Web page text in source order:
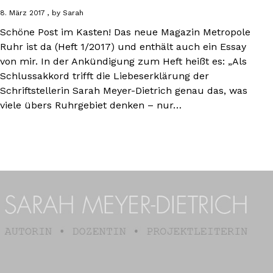
8. März 2017 by Sarah
Schöne Post im Kasten! Das neue Magazin Metropole
Ruhr ist da (Heft 1/2017) und enthält auch ein Essay
von mir. In der Ankündigung zum Heft heißt es: „Als
Schlussakkord trifft die Liebeserklärung der
Schriftstellerin Sarah Meyer-Dietrich genau das, was
viele übers Ruhrgebiet denken – nur…